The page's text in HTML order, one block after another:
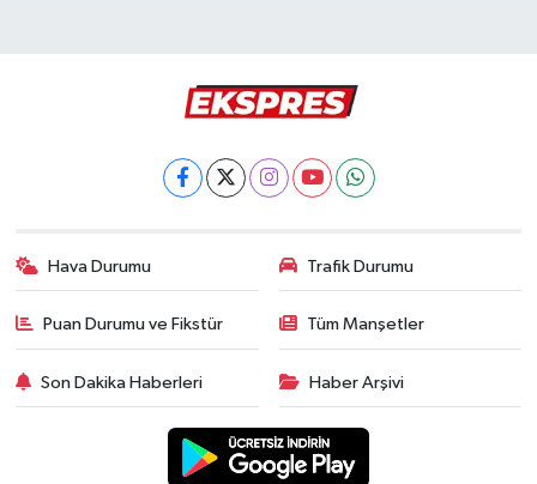
Hava Durumu Trafik Durumu
Puan Durumu ve Fikstür Tüm Manşetler
Son Dakika Haberleri Haber Arşivi